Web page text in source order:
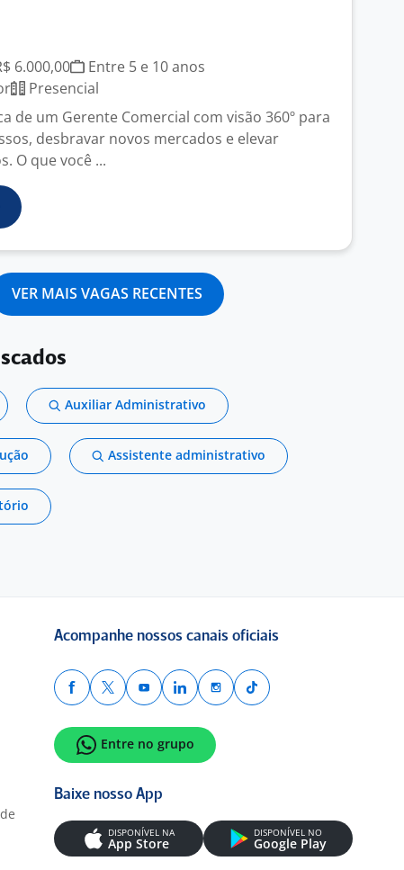
6.000,00
Entre 5 e 10 anos
Presencial
de um Gerente Comercial com visão 360º para
desbravar novos mercados e elevar
O que você ...
VER MAIS VAGAS RECENTES
Auxiliar Administrativo
Assistente administrativo
Acompanhe nossos canais oficiais
Entre no grupo
Baixe nosso App
DISPONÍVEL NA
App Store
DISPONÍVEL NO
Google Play